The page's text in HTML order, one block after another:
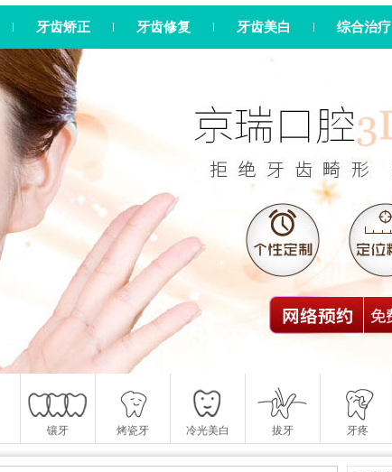
牙齿矫正 牙齿修复 牙齿美白 综合治疗
镶牙 烤瓷牙 冷光美白 拔牙 牙疼